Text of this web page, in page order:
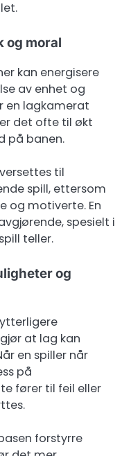
og moral
kan energisere
av enhet og
en lagkamerat
det ofte til økt
på banen.
til
spill, ettersom
og motiverte. En
spesielt i
teller.
og
at lag kan
en spiller når
på
fører til feil eller
forstyrre